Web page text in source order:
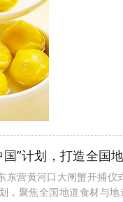
”计划，打造全国
营黄河口大闸蟹开捕
，聚焦全国地道食材与